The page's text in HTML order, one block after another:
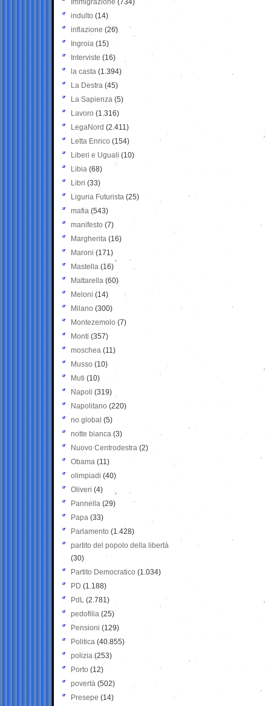
Immigrazione (734)
indulto (14)
inflazione (26)
Ingroia (15)
Interviste (16)
la casta (1.394)
La Destra (45)
La Sapienza (5)
Lavoro (1.316)
LegaNord (2.411)
Letta Enrico (154)
Liberi e Uguali (10)
Libia (68)
Libri (33)
Liguria Futurista (25)
mafia (543)
manifesto (7)
Margherita (16)
Maroni (171)
Mastella (16)
Mattarella (60)
Meloni (14)
Milano (300)
Montezemolo (7)
Monti (357)
moschea (11)
Musso (10)
Muti (10)
Napoli (319)
Napolitano (220)
no global (5)
notte bianca (3)
Nuovo Centrodestra (2)
Obama (11)
olimpiadi (40)
Oliveri (4)
Pannella (29)
Papa (33)
Parlamento (1.428)
partito del popolo della libertà
(30)
Partito Democratico (1.034)
PD (1.188)
PdL (2.781)
pedofilia (25)
Pensioni (129)
Politica (40.855)
polizia (253)
Porto (12)
povertà (502)
Presepe (14)